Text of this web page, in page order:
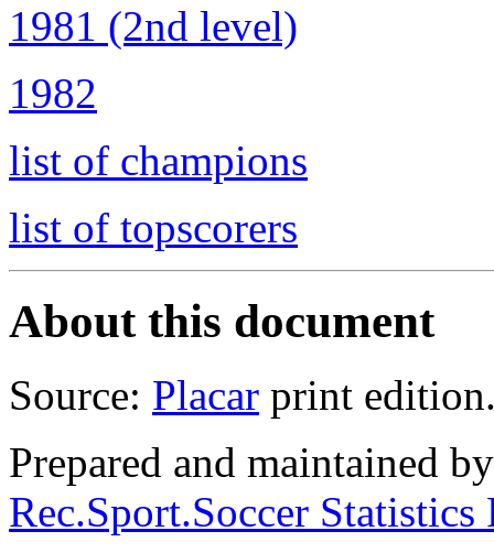
1981 (2nd level)
1982
list of champions
list of topscorers
About this document
Source: Placar print
Prepared and maintained
Rec.Sport.Soccer